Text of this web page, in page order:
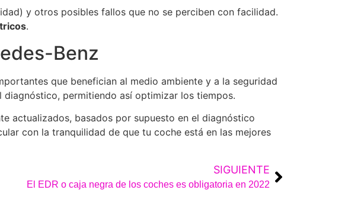
y otros posibles fallos que no se perciben con facilidad.
.
Benz
que benefician al medio ambiente y a la seguridad
permitiendo así optimizar los tiempos.
actualizados, basados por supuesto en el diagnóstico
con la tranquilidad de que tu coche está en las mejores
SIGUIENTE
El EDR o caja negra de los coches es obligatoria en 2022